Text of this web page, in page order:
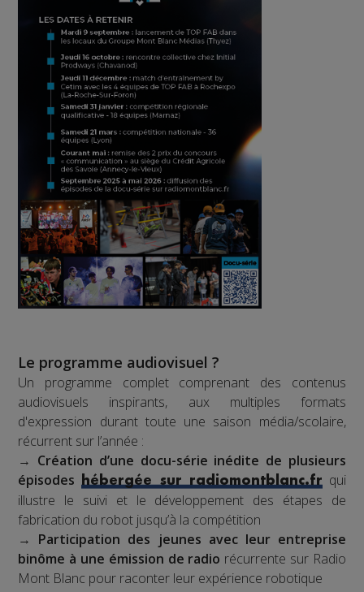
Le programme audiovisuel ?
Un programme complet comprenant des contenus
audiovisuels inspirants, aux multiples formats
d'expression durant toute une saison média/scolaire,
récurrent sur l’année :
→ Création d’une docu-série inédite de plusieurs
épisodes
hébergée sur radiomontblanc.frqui
illustre le suivi et le développement des étapes de
fabrication du robot jusqu’à la compétition
→ Participation des jeunes avec leur entreprise
binôme à une émission de radio récurrente sur Radio
Mont Blanc pour raconter leur expérience robotique